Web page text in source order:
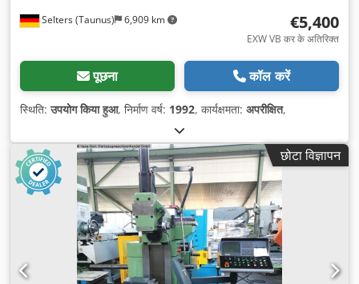
Selters (Taunus) 6,909 km €5,400
EXW VB कर के अतिरिक्त
पूछना कॉल करें
स्थिति:उपयोग किया हुआ, निर्माण वर्ष: 1992, कार्यक्षमता: अपरीक्षित,
छोटा विज्ञापन